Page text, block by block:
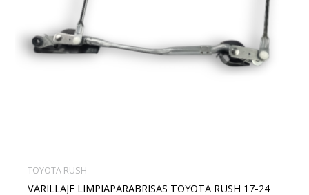
TOYOTA RUSH
VARILLAJE LIMPIAPARABRISAS TOYOTA RUSH 17-24